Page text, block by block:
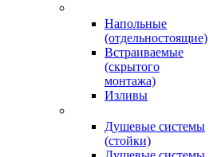
Напольные
(отдельностоящие)
Встраиваемые
(скрытого
монтажа)
Изливы
Душевые системы
(стойки)